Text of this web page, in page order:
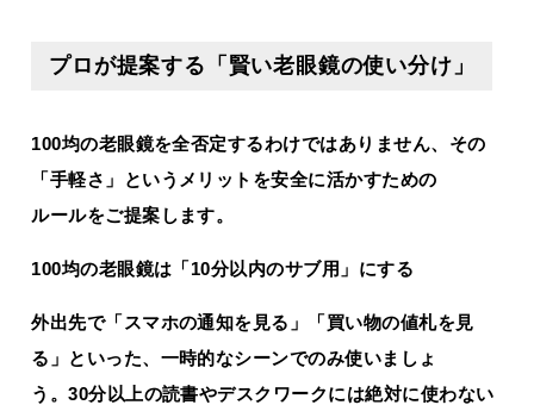
プロが提案する「賢い老眼鏡の使い分け」
100均の老眼鏡を全否定するわけではありません、その
「手軽さ」というメリットを安全に活かすための
ルールをご提案します。
100均の老眼鏡は「10分以内のサブ用」にする
外出先で「スマホの通知を見る」「買い物の値札を見
る」といった、一時的なシーンでのみ使いましょ
う。30分以上の読書やデスクワークには絶対に使わない